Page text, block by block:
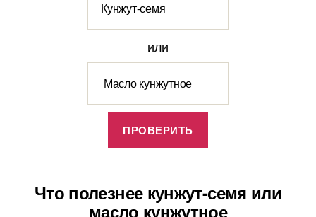
или
Что полезнее кунжут-семя или
масло кунжутное